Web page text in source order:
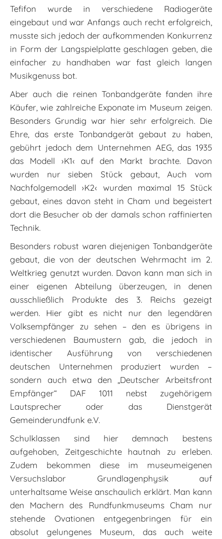
Tefifon wurde in verschiedene Radiogeräte
eingebaut und war Anfangs auch recht erfolgreich,
musste sich jedoch der aufkommenden Konkurrenz
in Form der Langspielplatte geschlagen geben, die
einfacher zu handhaben war fast gleich langen
Musikgenuss bot.
Aber auch die reinen Tonbandgeräte fanden ihre
Käufer, wie zahlreiche Exponate im Museum zeigen.
Besonders Grundig war hier sehr erfolgreich. Die
Ehre, das erste Tonbandgerät gebaut zu haben,
gebührt jedoch dem Unternehmen AEG, das 1935
das Modell ›K1‹ auf den Markt brachte. Davon
wurden nur sieben Stück gebaut, Auch vom
Nachfolgemodell ›K2‹ wurden maximal 15 Stück
gebaut, eines davon steht in Cham und begeistert
dort die Besucher ob der damals schon raffinierten
Technik.
Besonders robust waren diejenigen Tonbandgeräte
gebaut, die von der deutschen Wehrmacht im 2.
Weltkrieg genutzt wurden. Davon kann man sich in
einer eigenen Abteilung überzeugen, in denen
ausschließlich Produkte des 3. Reichs gezeigt
werden. Hier gibt es nicht nur den legendären
Volksempfänger zu sehen – den es übrigens in
verschiedenen Baumustern gab, die jedoch in
identischer Ausführung von verschiedenen
deutschen Unternehmen produziert wurden –
sondern auch etwa den „Deutscher Arbeitsfront
Empfänger“ DAF 1011 nebst zugehörigem
Lautsprecher oder das Dienstgerät
Gemeinderundfunk e.V.
Schulklassen sind hier demnach bestens
aufgehoben, Zeitgeschichte hautnah zu erleben.
Zudem bekommen diese im museumeigenen
Versuchslabor Grundlagenphysik auf
unterhaltsame Weise anschaulich erklärt. Man kann
den Machern des Rundfunkmuseums Cham nur
stehende Ovationen entgegenbringen für ein
absolut gelungenes Museum, das auch weite